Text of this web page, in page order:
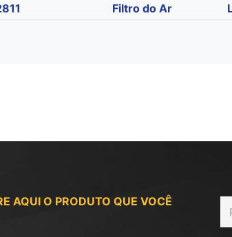
Filtro do Ar
AQUI O PRODUTO QUE VOCÊ